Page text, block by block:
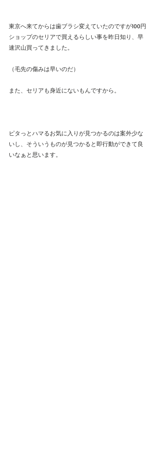
東京へ来てからは歯ブラシ変えていたのですが100円
ショップのセリアで買えるらしい事を昨日知り、早
速沢山買ってきました。
（毛先の傷みは早いのだ）
また、セリアも身近にないもんですから。
ピタっとハマるお気に入りが見つかるのは案外少な
いし、そういうものが見つかると即行動ができて良
いなぁと思います。